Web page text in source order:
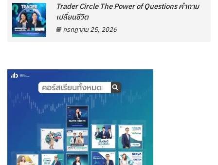
Trader Circle The Power of Questions คำถาม
เปลี่ยนชีวิต
กรกฎาคม 25, 2026